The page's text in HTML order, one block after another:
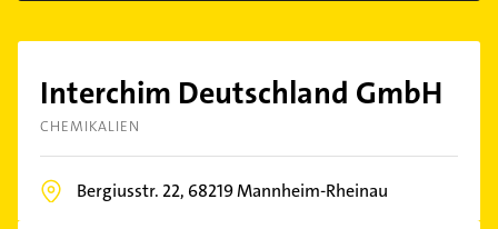
Interchim Deutschland GmbH
CHEMIKALIEN
Bergiusstr. 22, 68219Mannheim-Rheinau